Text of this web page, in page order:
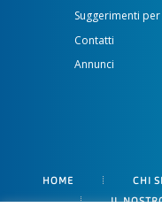
Suggerimenti
Contatti
Annunci
HOME CHI
IL